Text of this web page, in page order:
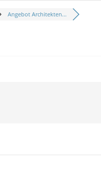
Angebot Architekten...